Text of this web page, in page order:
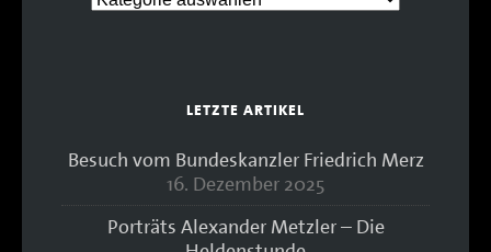
LETZTE ARTIKEL
Besuch vom Bundeskanzler Friedrich Merz
16. Dezember 2025
Porträts Alexander Metzler – Die